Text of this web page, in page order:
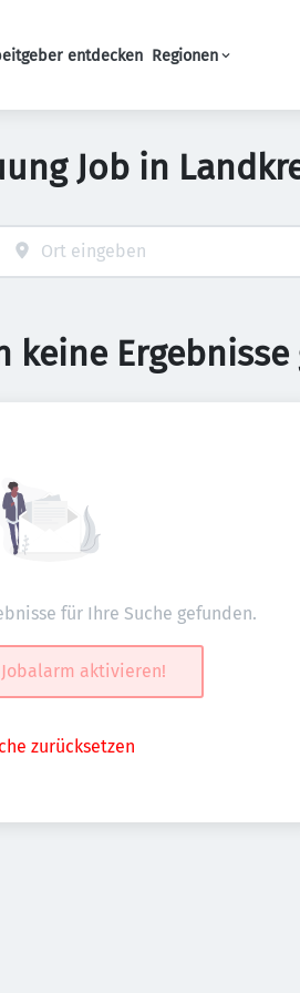
Navigation
entdecken Regionen
Job in
keine
für Ihre Suche gefunden.
Jobalarm aktivieren!
zurücksetzen